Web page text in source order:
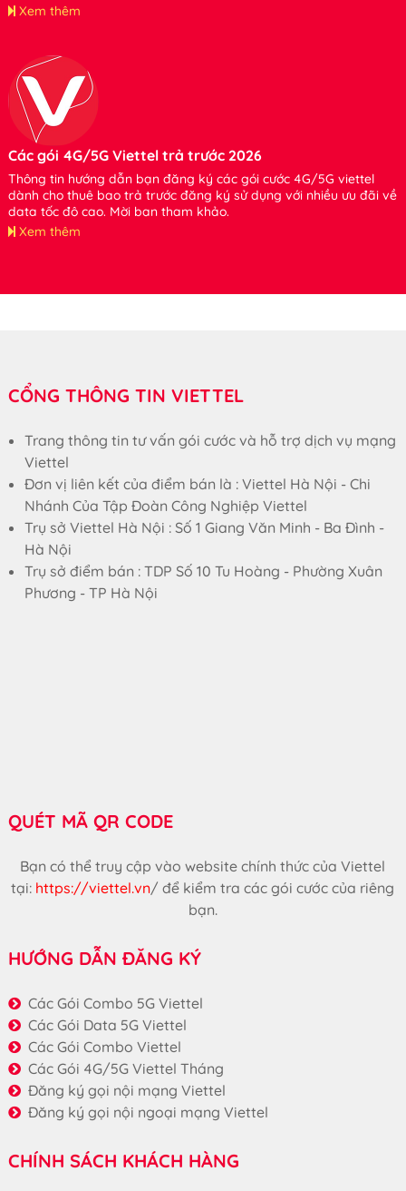
Xem thêm
Các gói 4G/5G Viettel trả trước 2026
Thông tin hướng dẫn bạn đăng ký các gói cước 4G/5G viettel
dành cho thuê bao trả trước đăng ký sử dụng với nhiều ưu đãi về
data tốc độ cao. Mời bạn tham khảo.
Xem thêm
CỔNG THÔNG TIN VIETTEL
Trang thông tin tư vấn gói cước và hỗ trợ dịch vụ mạng
Viettel
Đơn vị liên kết của điểm bán là : Viettel Hà Nội - Chi
Nhánh Của Tập Đoàn Công Nghiệp Viettel
Trụ sở Viettel Hà Nội : Số 1 Giang Văn Minh - Ba Đình -
Hà Nội
Trụ sở điểm bán : TDP Số 10 Tu Hoàng - Phường Xuân
Phương - TP Hà Nội
QUÉT MÃ QR CODE
Bạn có thể truy cập vào website chính thức của Viettel
tại: https://viettel.vn/ để kiểm tra các gói cước của riêng
bạn.
HƯỚNG DẪN ĐĂNG KÝ
Các Gói Combo 5G Viettel
Các Gói Data 5G Viettel
Các Gói Combo Viettel
Các Gói 4G/5G Viettel Tháng
Đăng ký gọi nội mạng Viettel
Đăng ký gọi nội ngoại mạng Viettel
CHÍNH SÁCH KHÁCH HÀNG